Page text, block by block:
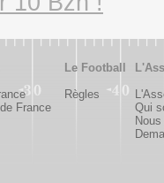
de France
Le Football
Règles
Qui